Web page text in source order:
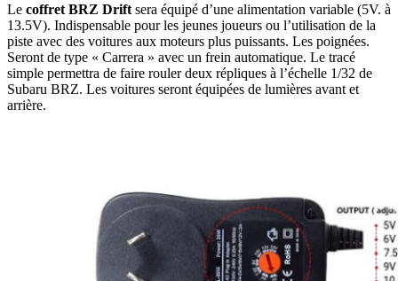
Le coffret BRZ Drift sera équipé d’une alimentation variable (5V. à
13.5V). Indispensable pour les jeunes joueurs ou l’utilisation de la
piste avec des voitures aux moteurs plus puissants. Les poignées.
Seront de type « Carrera » avec un frein automatique. Le tracé
simple permettra de faire rouler deux répliques à l’échelle 1/32 de
Subaru BRZ. Les voitures seront équipées de lumières avant et
arrière.